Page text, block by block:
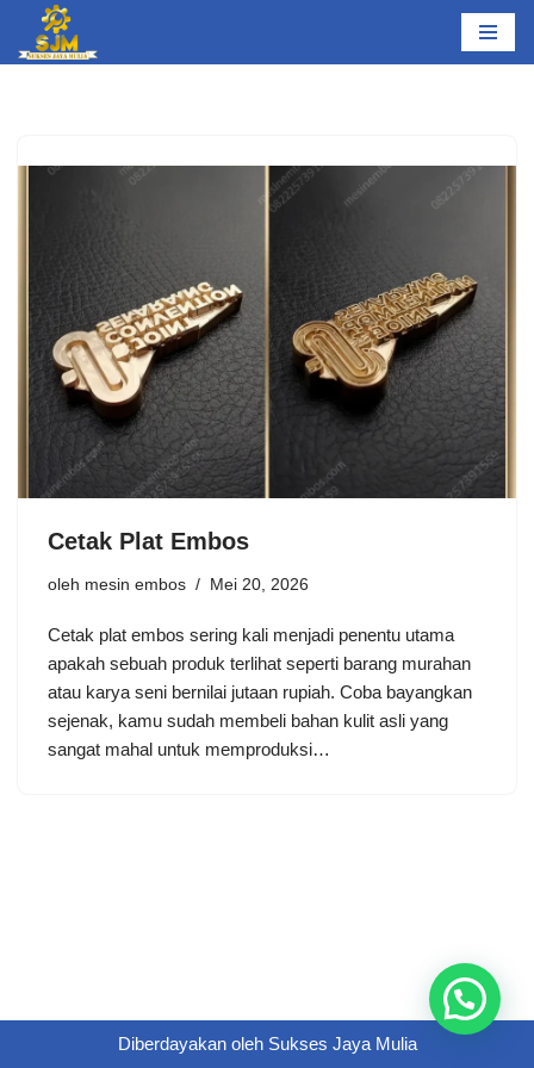
Lompat
Cetak Plat Embos
oleh mesin embos Mei 20, 2026
Cetak plat embos sering kali menjadi penentu utama
apakah sebuah produk terlihat seperti barang murahan
atau karya seni bernilai jutaan rupiah. Coba bayangkan
sejenak, kamu sudah membeli bahan kulit asli yang
sangat mahal untuk memproduksi…
Diberdayakan oleh Sukses Jaya Mulia